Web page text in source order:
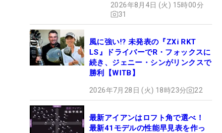
セッティング
2026年8月4日 (火) 15時00分
31
風に強い!? 未発表の『ZXi RKT
LS』ドライバーでR・フォックスに
続き、ジェニー・シンがリンクスで
勝利【WITB】
2026年7月28日 (火) 18時23分 22
最新アイアンはロフト角で選べ！
最新41モデルの性能早見表を作っ